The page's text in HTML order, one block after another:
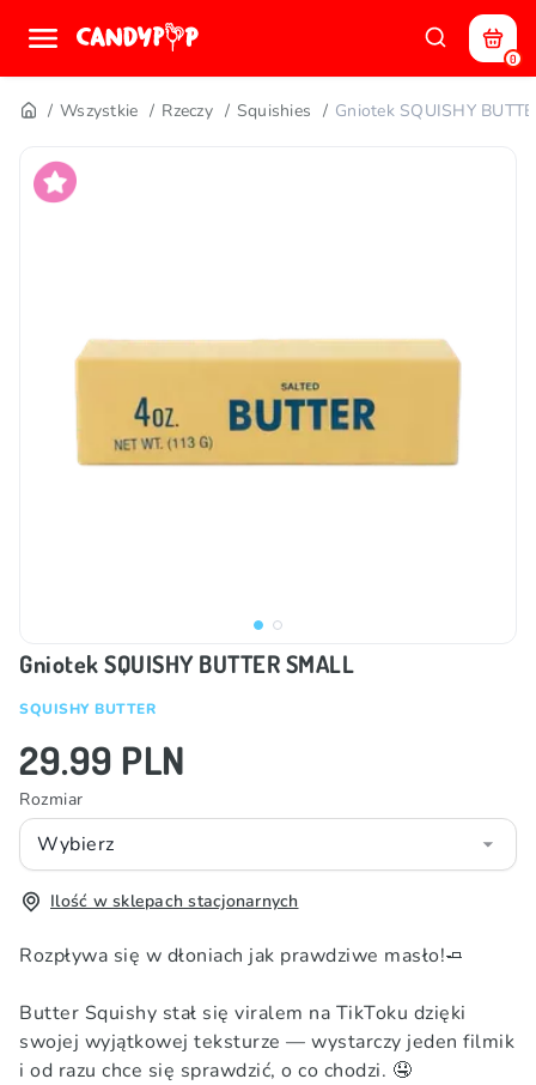
0
Wszystkie Rzeczy Squishies Gniotek SQUISHY
Gniotek SQUISHY BUTTER SMALL
SQUISHY BUTTER
29.99 PLN
Rozmiar
Wybierz
Ilość w sklepach stacjonarnych
Rozpływa się w dłoniach jak prawdziwe masło!🧈
Butter Squishy stał się viralem na TikToku dzięki
swojej wyjątkowej teksturze — wystarczy jeden filmik
i od razu chce się sprawdzić, o co chodzi. 🤤